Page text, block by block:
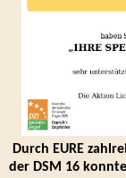
Durch EURE
der DSM 16